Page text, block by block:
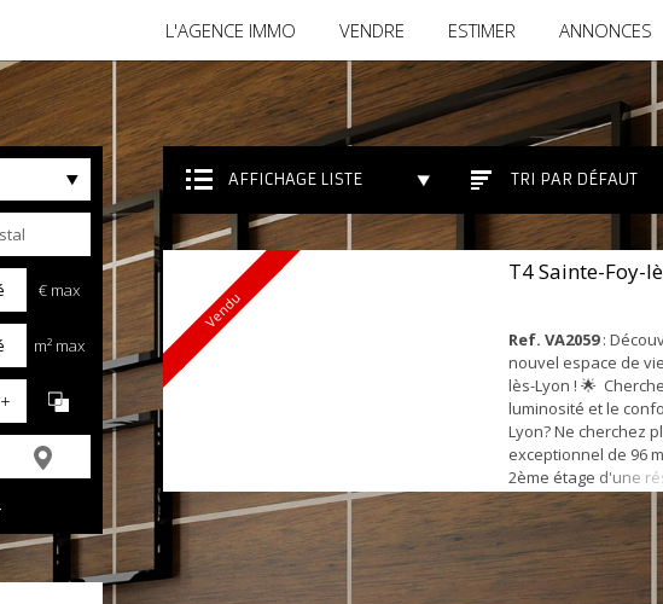
L'AGENCE IMMO VENDRE ESTIMER ANNONCES
€ max
m² max
+
AFFICHAGE LISTE TRI PAR DÉFAUT
Vendu
T4 Sainte-Foy-
Ref. VA2059:
nouvel espace de
lès-Lyon ! 🌟
luminosité et le
Lyon? Ne cherchez
exceptionnel de 96
2ème étage d'une
sécurisée à Sainte-
appartement
baigne dans la
offrant un espace
chaleureux. 🌄